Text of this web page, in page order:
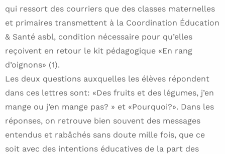
qui ressort des courriers que des classes maternelles
et primaires transmettent à la Coordination Éducation
& Santé asbl, condition nécessaire pour qu’elles
reçoivent en retour le kit pédagogique «En rang
d’oignons» (1).
Les deux questions auxquelles les élèves répondent
dans ces lettres sont: «Des fruits et des légumes, j’en
mange ou j’en mange pas? » et «Pourquoi?». Dans les
réponses, on retrouve bien souvent des messages
entendus et rabâchés sans doute mille fois, que ce
soit avec des intentions éducatives de la part des